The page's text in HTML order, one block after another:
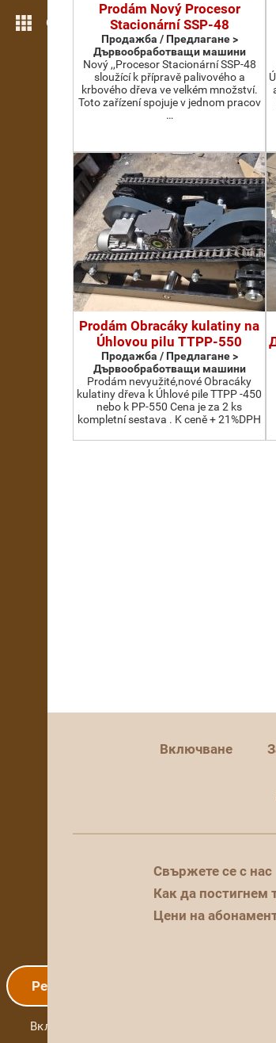
Още функции
Регистрация
Включване
Prodám Nový Procesor
Stacionární SSP-48
Продажба / Предлагане >
Дървообработващи машини
Nový ,,Procesor Stacionární SSP-48
sloužící k přípravě palivového a
krbového dřeva ve velkém množství.
Toto zařízení spojuje v jednom pracov
…
Prodám Obracáky kulatiny na
Úhlovou pilu TTPP-550
Продажба / Предлагане >
Дървообработващи машини
Prodám nevyužité,nové Obracáky
kulatiny dřeva k Úhlové pile TTPP -450
nebo k PP-550 Cena je za 2 ks
kompletní sestava . K ceně + 21%DPH
Включване
Свържете се с нас
Как да постигнем
Цени на